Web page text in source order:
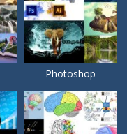
Photoshop